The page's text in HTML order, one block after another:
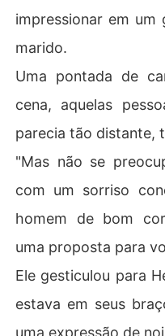
impressionar em um
marido.
Uma pontada de
cena, aquelas
parecia tão distante,
"Mas não se
com um sorriso
homem de bom
uma proposta para
Ele gesticulou para
estava em seus
uma expressão de